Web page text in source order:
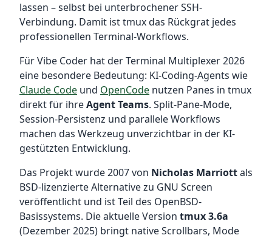
lassen – selbst bei unterbrochener SSH-
Verbindung. Damit ist tmux das Rückgrat jedes
professionellen Terminal-Workflows.
Für Vibe Coder hat der Terminal Multiplexer 2026
eine besondere Bedeutung: KI-Coding-Agents wie
Claude Code und OpenCode nutzen Panes in tmux
direkt für ihreAgent Teams. Split-Pane-Mode,
Session-Persistenz und parallele Workflows
machen das Werkzeug unverzichtbar in der KI-
gestützten Entwicklung.
Das Projekt wurde 2007 von Nicholas Marriottals
BSD-lizenzierte Alternative zu GNU Screen
veröffentlicht und ist Teil des OpenBSD-
Basissystems. Die aktuelle Version tmux 3.6a
(Dezember 2025) bringt native Scrollbars, Mode